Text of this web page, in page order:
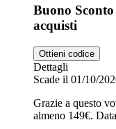
Buono
acquisti
Ottieni codice
Dettagli
Scade il 01/10/
Grazie a questo
almeno 149€.